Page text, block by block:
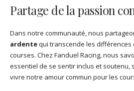
Partage de la passion
Dans notre communauté, nous
ardentequi transcende les différences
courses. Chez Fanduel Racing, nous
essentiel de se sentir inclus et soutenu,
vivre notre amour commun pour les